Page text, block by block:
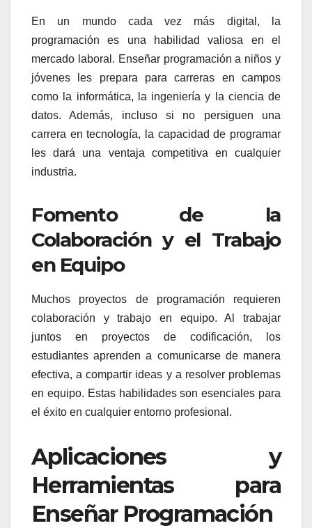
En un mundo cada vez más digital, la
programación es una habilidad valiosa en el
mercado laboral. Enseñar programación a niños y
jóvenes les prepara para carreras en campos
como la informática, la ingeniería y la ciencia de
datos. Además, incluso si no persiguen una
carrera en tecnología, la capacidad de programar
les dará una ventaja competitiva en cualquier
industria.
Fomento de la
Colaboración y el Trabajo
en Equipo
Muchos proyectos de programación requieren
colaboración y trabajo en equipo. Al trabajar
juntos en proyectos de codificación, los
estudiantes aprenden a comunicarse de manera
efectiva, a compartir ideas y a resolver problemas
en equipo. Estas habilidades son esenciales para
el éxito en cualquier entorno profesional.
Aplicaciones y
Herramientas para
Enseñar Programación